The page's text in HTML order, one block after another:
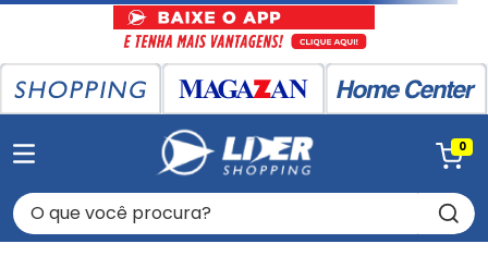
0
O que você procura?